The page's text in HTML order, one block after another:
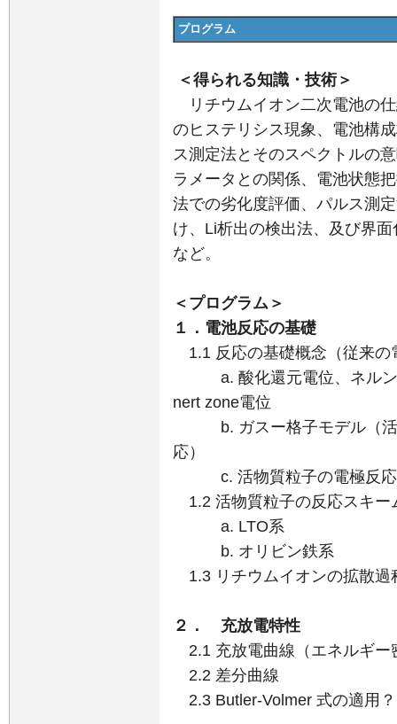
プログラム
＜得られる知識・技術＞
リチウムイオン二次電池の
のヒステリシス現象、電池構
ス測定法とそのスペクトルの
ラメータとの関係、電池状態
法での劣化度評価、パルス測
け、Li析出の検出法、及び界
など。
＜プログラム＞
１．電池反応の基礎
1.1 反応の基礎概念（従来
a. 酸化還元電位、ネルン
nert zone電位
b. ガスー格子モデル（活
応）
c. 活物質粒子の電極反応
1.2 活物質粒子の反応スキー
a. LTO系
b. オリビン鉄系
1.3 リチウムイオンの拡散過
２． 充放電特性
2.1 充放電曲線（エネルギー
2.2 差分曲線
2.3 Butler-Volmer 式の適用？